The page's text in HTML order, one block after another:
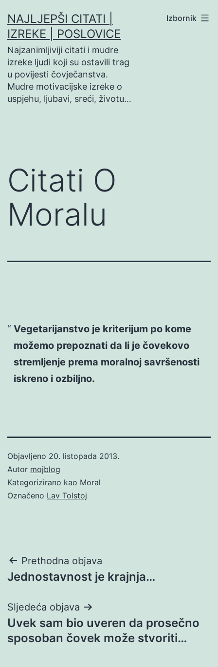
na
sadržaj
NAJLJEPŠI CITATI |
IZREKE | POSLOVICE
Najzanimljiviji citati i mudre
izreke ljudi koji su ostavili trag
u povijesti čovječanstva.
Mudre motivacijske izreke o
uspjehu, ljubavi, sreći, životu…
Izbornik
Citati O
Moralu
Vegetarijanstvo je kriterijum po kome
možemo prepoznati da li je čovekovo
stremljenje prema moralnoj savršenosti
iskreno i ozbiljno.
Objavljeno 20. listopada 2013.
Autor mojblog
Kategorizirano kao Moral
Označeno Lav Tolstoj
Navigacija
objava
Prethodna objava
Jednostavnost je krajnja…
Sljedeća objava
Uvek sam bio uveren da prosečno
sposoban čovek može stvoriti…